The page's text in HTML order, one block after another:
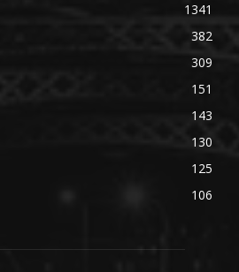
1341
382
309
151
143
130
125
106